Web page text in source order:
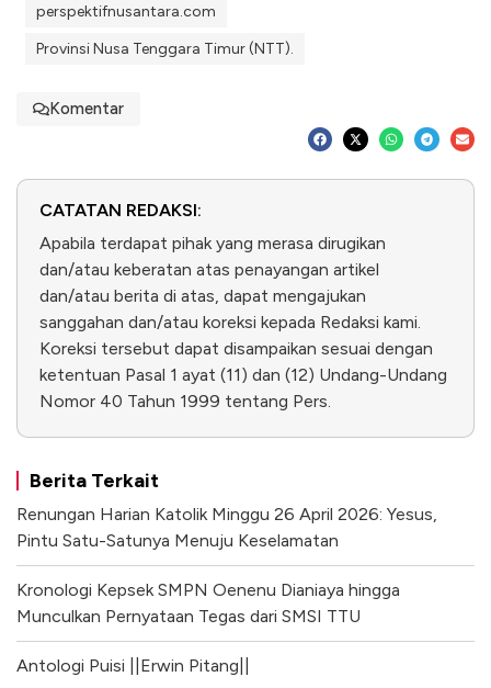
perspektifnusantara.com
Provinsi Nusa Tenggara Timur (NTT).
Komentar
CATATAN REDAKSI:
Apabila terdapat pihak yang merasa dirugikan
dan/atau keberatan atas penayangan artikel
dan/atau berita di atas, dapat mengajukan
sanggahan dan/atau koreksi kepada Redaksi kami.
Koreksi tersebut dapat disampaikan sesuai dengan
ketentuan Pasal 1 ayat (11) dan (12) Undang-Undang
Nomor 40 Tahun 1999 tentang Pers.
Berita Terkait
Renungan Harian Katolik Minggu 26 April 2026: Yesus,
Pintu Satu-Satunya Menuju Keselamatan
Kronologi Kepsek SMPN Oenenu Dianiaya hingga
Munculkan Pernyataan Tegas dari SMSI TTU
Antologi Puisi ||Erwin Pitang||